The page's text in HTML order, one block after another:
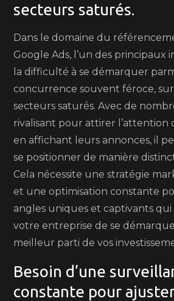
secteurs saturés.
Dans le domaine du
Google Ads, l’un des principaux
la difficulté à se démarquer
concurrence souvent féroce,
secteurs saturés. Avec de
rivalisant pour attirer l’attention
en affichant leurs annonces, il
se positionner de manière
Cela nécessite une stratégie
et une optimisation constante
angles uniques et captivants
votre entreprise de se
meilleur parti de vos
Besoin d’une
constante pour